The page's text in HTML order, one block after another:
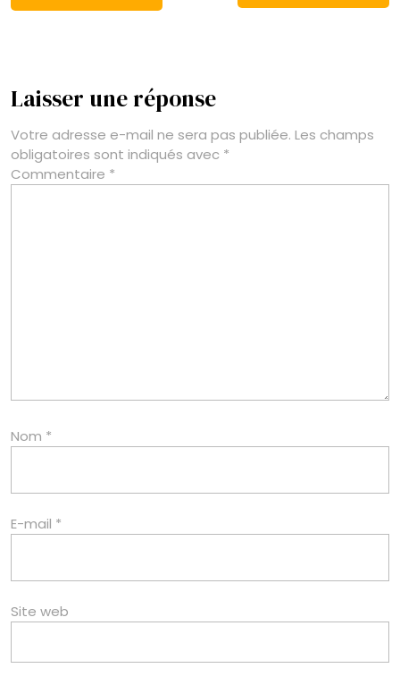
Laisser une réponse
Votre adresse e-mail ne sera pas publiée. Les champs
obligatoires sont indiqués avec *
Commentaire *
Nom *
E-mail *
Site web